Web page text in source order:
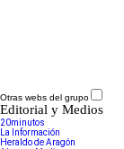
Otras webs del grupo
Editorial y Medios
20minutos
La Información
Heraldo de Aragón